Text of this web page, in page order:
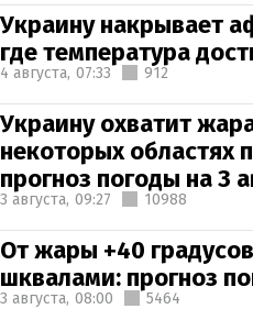
Украину накрывает
где температура
4 августа, 07:33 912
Украину охватит
некоторых областях
прогноз погоды на 3
3 августа, 09:27 10988
От жары +40
шквалами: прогноз
3 августа, 08:00 5464